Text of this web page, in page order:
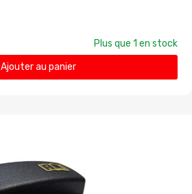
Plus que 1 en stock
Ajouter au panier